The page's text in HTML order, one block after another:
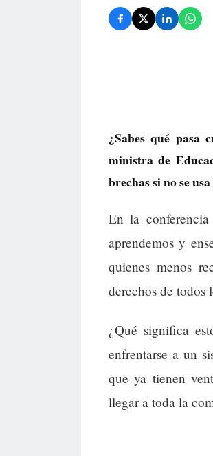
¿Sabes qué pasa
ministra de
brechas si no se
En la
aprendemos y
quienes menos
derechos de todos
¿Qué significa
enfrentarse a un
que ya tienen
llegar a toda la